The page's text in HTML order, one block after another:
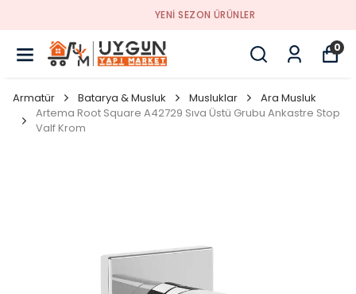
YENI SEZON ÜRÜNLER
0
Armatür Batarya & Musluk Musluklar
Ara Musluk
Artema Root Square A42729 Sıva Üstü Grubu Ankastre Stop
Valf Krom